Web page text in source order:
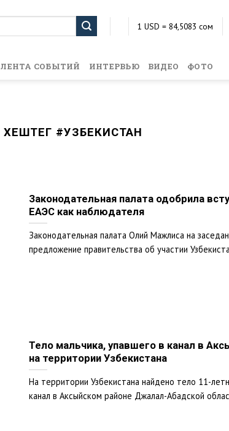
1 USD = 84,5083 сом
1 RUB = 1,0959 сом
ЛЕНТА СОБЫТИЙ ИНТЕРВЬЮ ВИДЕО ФОТО
ХЕШТЕГ #УЗБЕКИСТАН
Законодательная палата одобрила
ЕАЭС как наблюдателя
Законодательная палата Олий Мажлиса на
предложение правительства об участии
Тело мальчика, упавшего в канал в
на территории Узбекистана
На территории Узбекистана найдено тело 11-
канал в Аксыйском районе Джалал-Абадской